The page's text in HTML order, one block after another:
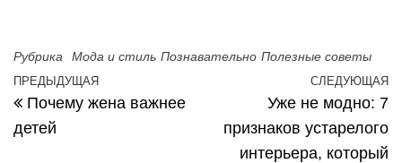
Рубрика Мода и стиль Познавательно Полезные советы
Навигация по записям
Предыдущая запись
ПРЕДЫДУЩАЯ
Почему жена важнее
детей
СЛЕДУЮЩАЯ
Уже не модно: 7
признаков устарелого
интерьера, который